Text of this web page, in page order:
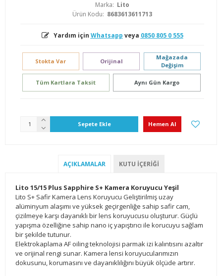
Marka: Lito
Ürün Kodu: 8683613611713
Yardım için Whatsapp veya 0850 805 0 555
Stokta Var Orijinal
Mağazada
Değişim
Tüm Kartlara Taksit Aynı Gün Kargo
Sepete Ekle Hemen Al
AÇIKLAMALAR KUTU İÇERIĞI
Lito 15/15 Plus Sapphire S+ Kamera Koruyucu Yeşil
Lito S+ Safir Kamera Lens Koruyucu Geliştirilmiş uzay
alüminyum alaşımı ve yüksek geçirgenliğe sahip safir cam,
çizilmeye karşı dayanıklı bir lens koruyucusu oluşturur. Güçlü
yapışma özelliğine sahip nano iç yapıştırıcı ile korucuyu sağlam
bir şekilde tutunur.
Elektrokaplama AF oiling teknolojisi parmak izi kalıntısını azaltır
ve orijinal rengi sunar. Kamera lensi koruyucularımızın
dokusunu, korumasını ve dayanıklılığını büyük ölçüde artırır.